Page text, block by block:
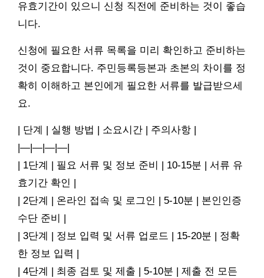
유효기간이 있으니 신청 직전에 준비하는 것이 좋습
니다.
신청에 필요한 서류 목록을 미리 확인하고 준비하는
것이 중요합니다. 주민등록등본과 초본의 차이를 정
확히 이해하고 본인에게 필요한 서류를 발급받으세
요.
| 단계 | 실행 방법 | 소요시간 | 주의사항 |
|—|—|—|—|
| 1단계 | 필요 서류 및 정보 준비 | 10-15분 | 서류 유
효기간 확인 |
| 2단계 | 온라인 접속 및 로그인 | 5-10분 | 본인인증
수단 준비 |
| 3단계 | 정보 입력 및 서류 업로드 | 15-20분 | 정확
한 정보 입력 |
| 4단계 | 최종 검토 및 제출 | 5-10분 | 제출 전 모든